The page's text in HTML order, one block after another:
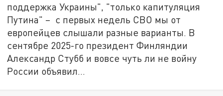
поддержка Украины", "только капитуляция
Путина" – с первых недель СВО мы от
европейцев слышали разные варианты. В
сентябре 2025-го президент Финляндии
Александр Стубб и вовсе чуть ли не войну
России объявил…